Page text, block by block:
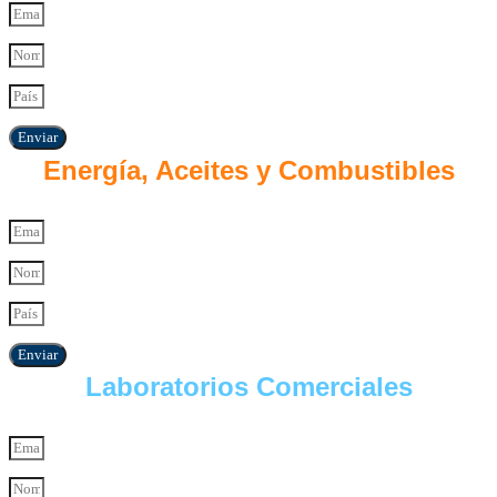
Enviar
Energía, Aceites y Combustibles
Enviar
Laboratorios Comerciales